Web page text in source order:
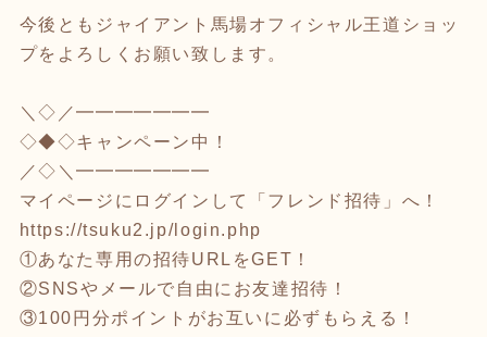
今後ともジャイアント馬場オフィシャル王道ショッ
プをよろしくお願い致します。
＼◇／━━━━━━━
◇◆◇キャンペーン中！
／◇＼━━━━━━━
マイページにログインして「フレンド招待」へ！
https://tsuku2.jp/login.php
①あなた専用の招待URLをGET！
②SNSやメールで自由にお友達招待！
③100円分ポイントがお互いに必ずもらえる！